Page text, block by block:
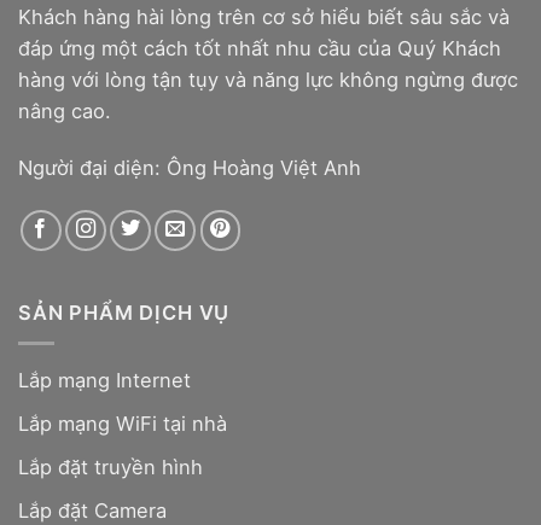
Khách hàng hài lòng trên cơ sở hiểu biết sâu sắc và
đáp ứng một cách tốt nhất nhu cầu của Quý Khách
hàng với lòng tận tụy và năng lực không ngừng được
nâng cao.
Người đại diện: Ông Hoàng Việt Anh
SẢN PHẨM DỊCH VỤ
Lắp mạng Internet
Lắp mạng WiFi tại nhà
Lắp đặt truyền hình
Lắp đặt Camera